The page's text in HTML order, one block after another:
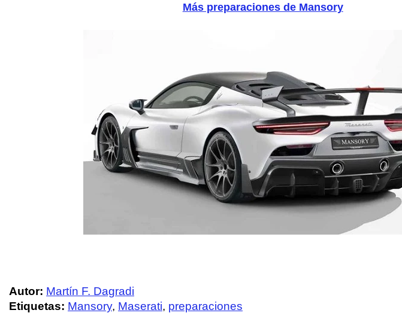
Más preparaciones de Mansory
Autor: Martín F. Dagradi
Etiquetas: Mansory, Maserati, preparaciones